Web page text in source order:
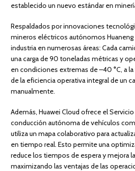
establecido un nuevo estándar en
Respaldados por innovaciones
mineros eléctricos autónomos Huaneng
industria en numerosas áreas: Cada
una carga de 90 toneladas métricas y
en condiciones extremas de –40 °C, a
de la eficiencia operativa integral de un
manualmente.
Además, Huawei Cloud ofrece el
conducción autónoma de vehículos
utiliza un mapa colaborativo para
en tiempo real. Esto permite una
reduce los tiempos de espera y mejora
maximizando las ventajas de las